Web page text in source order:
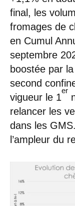
final, les
fromages de
en Cumul
septembre
boostée par
second
vigueur le 1
er
relancer les
dans les
l’ampleur du